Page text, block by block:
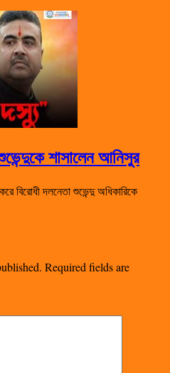
শাসালেন আনিসুর
বিরোধী দলনেতা শুভেন্দু অধিকারিকে
Required fields are